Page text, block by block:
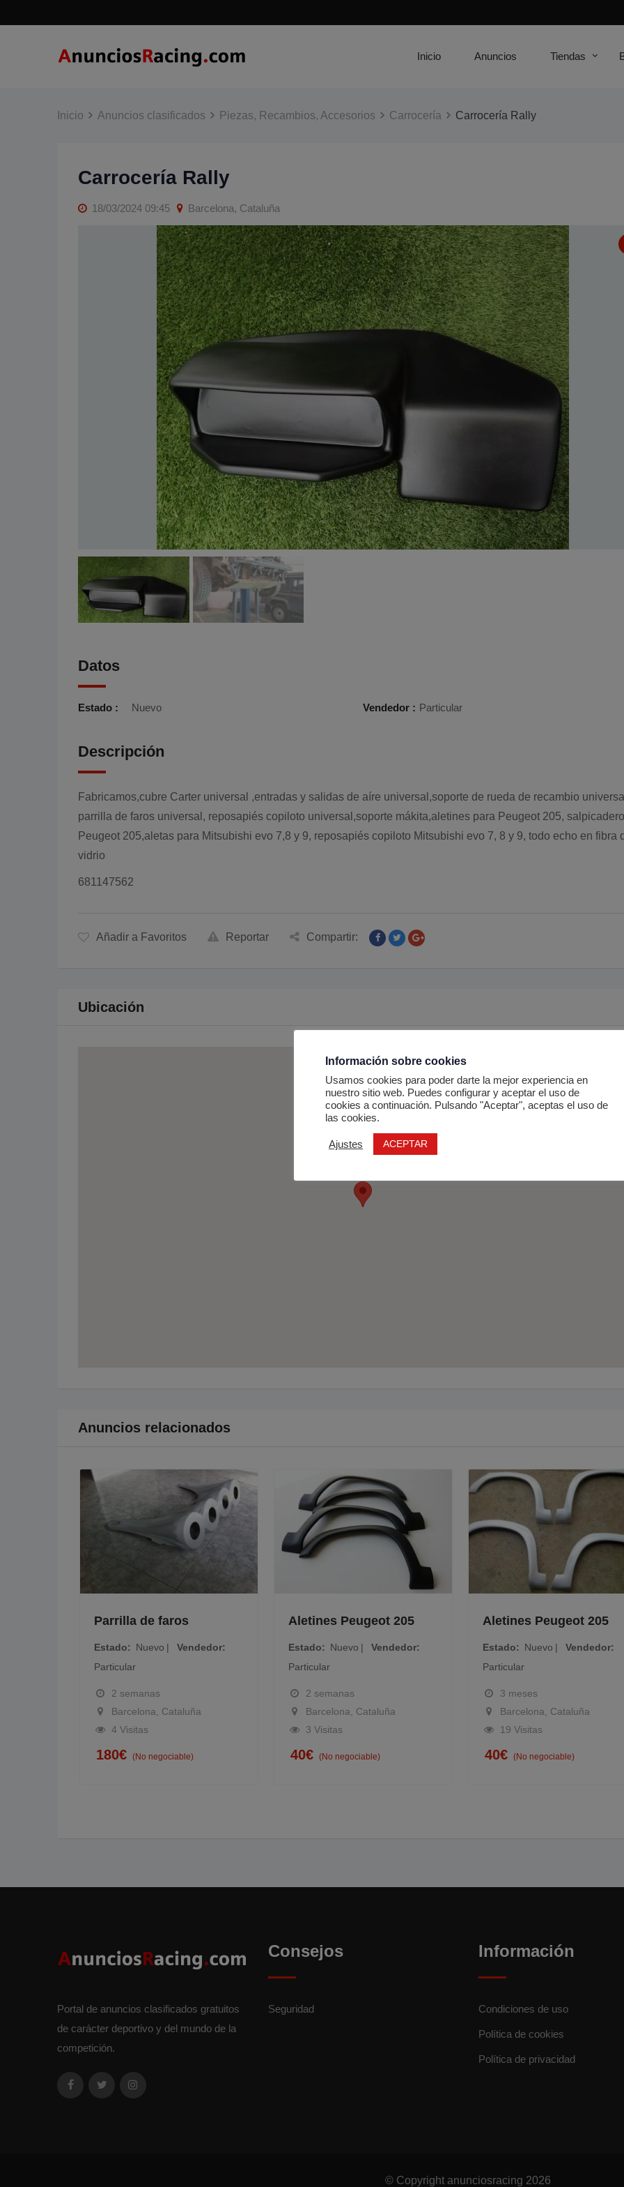
to
Inicio Anuncios Tiendas
Inicio Anuncios clasificados Piezas, Recambios, Accesorios Carrocería Carrocería Rally
Carrocería Rally
18/03/2024 09:45 Barcelona, Cataluña
Datos
Estado : Nuevo Vendedor : Particular
Descripción
Fabricamos,cubre Carter universal ,entradas y salidas de aíre universal,soporte de rueda de recambio
parrilla de faros universal, reposapiés copiloto universal,soporte mákita,aletines para Peugeot 205, salpicadero
Peugeot 205,aletas para Mitsubishi evo 7,8 y 9, reposapiés copiloto Mitsubishi evo 7, 8 y 9, todo echo en fibra
vidrio
681147562
Añadir a Favoritos Reportar Compartir:
Ubicación
Anuncios relacionados
Parrilla de faros
Nuevo
Vendedor
Particular
2 semanas
Barcelona, Cataluña
4 Visitas
(No negociable)
Aletines Peugeot 205
Nuevo
Vendedor
Particular
2 semanas
Barcelona, Cataluña
3 Visitas
(No negociable)
Aletines Peugeot 205
Nuevo
Vendedor
Particular
3 meses
Barcelona, Cataluña
19 Visitas
(No negociable)
Portal de anuncios clasificados gratuitos
de carácter deportivo y del mundo de la
competición.
Consejos
Seguridad
Información
Condiciones de uso
Política de cookies
Política de privacidad
© Copyright anunciosracing 2026
Información sobre cookies
Usamos cookies para poder darte la mejor experiencia en
nuestro sitio web. Puedes configurar y aceptar el uso de
cookies a continuación. Pulsando "Aceptar", aceptas el uso de
las cookies.
Ajustes ACEPTAR